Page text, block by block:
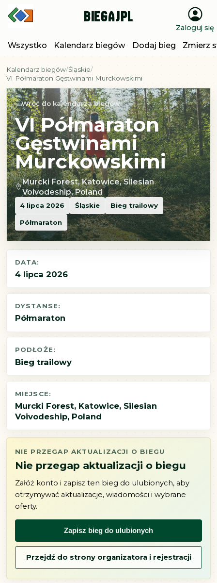
BiegajPL
Zaloguj się
Wszystko Kalendarz biegów Dodaj bieg Zmierz
Kalendarz biegów Śląskie
VI Półmaraton Gęstwinami Murckowskimi
Wróć do kalendarza biegów
VI Półmaraton
Gęstwinami
Murckowskimi
Murcki Forest, Katowice, Silesian
Voivodeship, Poland
4 lipca 2026 Śląskie Bieg trailowy
Półmaraton
DATA:
4 lipca 2026
DYSTANSE:
Półmaraton
PODŁOŻE:
Bieg trailowy
MIEJSCE:
Murcki Forest, Katowice, Silesian
Voivodeship, Poland
NIE PRZEGAP AKTUALIZACJI O BIEGU
Nie przegap aktualizacji o biegu
Załóż konto i zapisz ten bieg do ulubionych, aby
otrzymywać aktualizacje, wiadomości i wybrane
oferty.
Zapisz bieg do ulubionych
Przejdź do strony organizatora i rejestracji